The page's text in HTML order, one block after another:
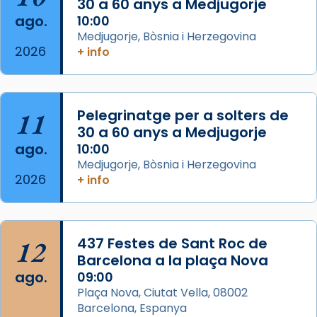
Arquebisbat de Barcelona
2 weeks ago
Memòria de les santes Juliana i
Acompanyant la història de sant Cugat, a
partir de l’Edat Mitjana sorgeix la tradició
que les santes Juliana (“relatiu a Júlia”) i
Semproniana (“relatiu a Semprònia =
eterna”) són deixebles seves. I l’any 1667, el
frare Joan Gaspar Roig, afirma en una obra
que les santes són filles de l’antiga Iluro.
Mataró en reivindicarà les relíq
Foto
View on Facebook · Share
ago.
2026
30 a 60 anys a Medjugorje
10:00
Medjugorje, Bòsnia i Herzegovina
+ info
11
ago.
2026
Pelegrinatge per a solters de
30 a 60 anys a Medjugorje
10:00
Medjugorje, Bòsnia i Herzegovina
+ info
12
ago.
437 Festes de Sant Roc de
Barcelona a la plaça Nova
09:00
Plaça Nova, Ciutat Vella, 08002
Barcelona, Espanya